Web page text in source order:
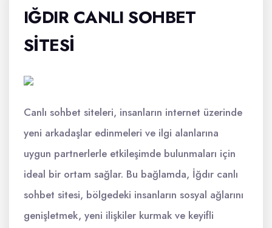
IĞDIR CANLI SOHBET
SITESI
Canlı sohbet siteleri, insanların internet üzerinde
yeni arkadaşlar edinmeleri ve ilgi alanlarına
uygun partnerlerle etkileşimde bulunmaları için
ideal bir ortam sağlar. Bu bağlamda, İğdır canlı
sohbet sitesi, bölgedeki insanların sosyal ağlarını
genişletmek, yeni ilişkiler kurmak ve keyifli